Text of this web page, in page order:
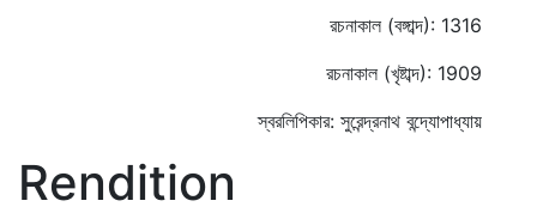
রচনাকাল (বঙ্গাব্দ): 1316
রচনাকাল (খৃষ্টাব্দ): 1909
স্বরলিপিকার: সুরেন্দ্রনাথ বন্দ্যোপাধ্যায়
Rendition